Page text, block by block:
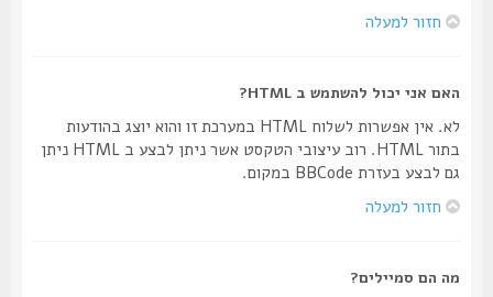
חזור למעלה
האם אני יכול להשתמש ב HTML?
לא. אין אפשרות לשלוח HTML במערכת זו והוא יוצג בהודעות
בתור HTML. רוב עיצובי הטקסט אשר ניתן לבצע ב HTML ניתן
גם לבצע בעזרת BBCode במקום.
חזור למעלה
מה הם סמיילים?